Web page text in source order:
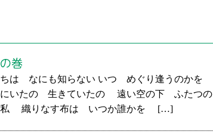
巻
は なにも知らない いつ めぐり逢うのかを
にいたの 生きていたの 遠い空の下 ふたつの
私 織りなす布は いつか誰かを […]